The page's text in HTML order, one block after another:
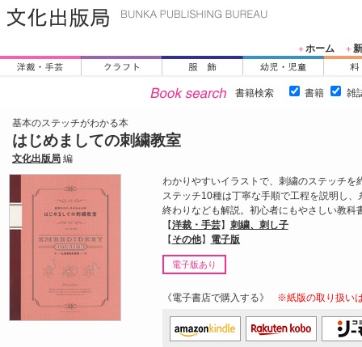
＋ホーム ＋
書籍検索 書籍 雑
基本のステッチがわかる本
はじめましての刺繍教室
文化出版局 編
わかりやすいイラストで、刺繍のステッチを
ステッチ10種は丁寧な手順で工程を説明し
終わりなども解説。初心者にもやさしい教科
【洋裁・手芸】 刺繍、刺し子
【 その他】 電子版
電子版あり
《電子書店で購入する》 ※紙版の取り扱い